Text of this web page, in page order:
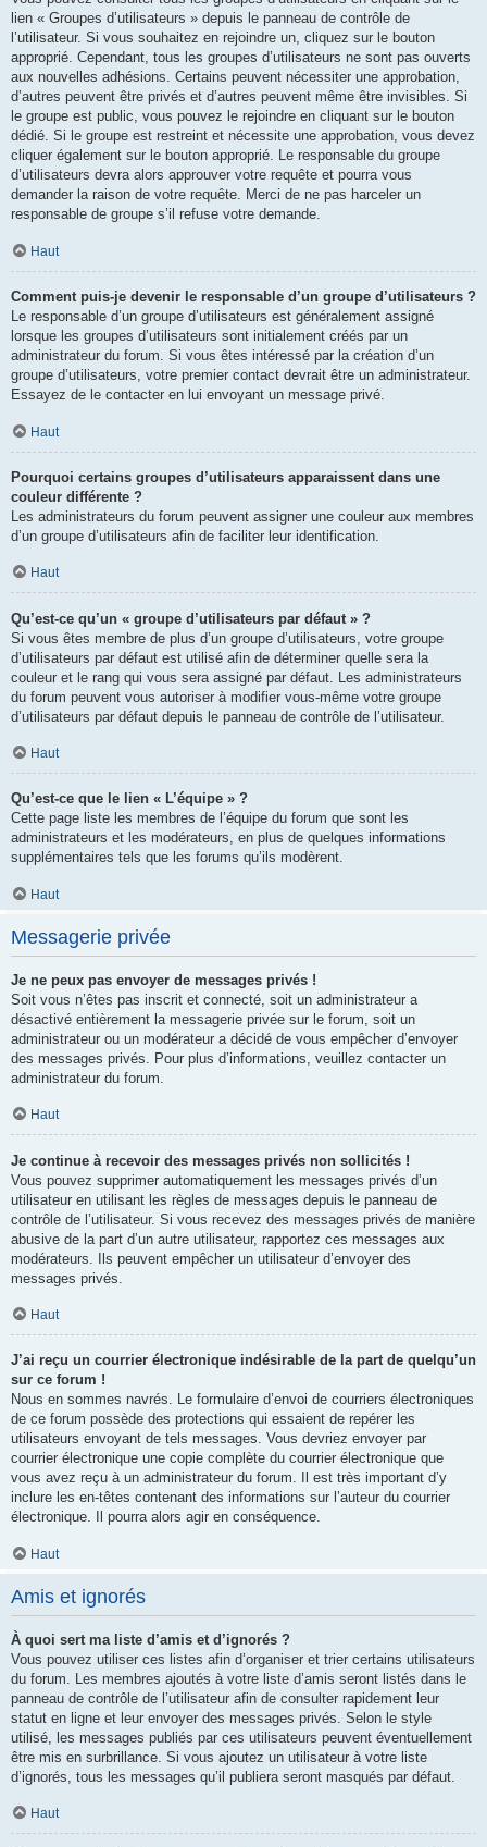
lien « Groupes d’utilisateurs » depuis le panneau de contrôle de
l’utilisateur. Si vous souhaitez en rejoindre un, cliquez sur le bouton
approprié. Cependant, tous les groupes d’utilisateurs ne sont pas ouverts
aux nouvelles adhésions. Certains peuvent nécessiter une approbation,
d’autres peuvent être privés et d’autres peuvent même être invisibles. Si
le groupe est public, vous pouvez le rejoindre en cliquant sur le bouton
dédié. Si le groupe est restreint et nécessite une approbation, vous devez
cliquer également sur le bouton approprié. Le responsable du groupe
d’utilisateurs devra alors approuver votre requête et pourra vous
demander la raison de votre requête. Merci de ne pas harceler un
responsable de groupe s’il refuse votre demande.
Haut
Comment puis-je devenir le responsable d’un groupe d’utilisateurs ?
Le responsable d’un groupe d’utilisateurs est généralement assigné
lorsque les groupes d’utilisateurs sont initialement créés par un
administrateur du forum. Si vous êtes intéressé par la création d’un
groupe d’utilisateurs, votre premier contact devrait être un administrateur.
Essayez de le contacter en lui envoyant un message privé.
Haut
Pourquoi certains groupes d’utilisateurs apparaissent dans une
couleur différente ?
Les administrateurs du forum peuvent assigner une couleur aux membres
d’un groupe d’utilisateurs afin de faciliter leur identification.
Haut
Qu’est-ce qu’un « groupe d’utilisateurs par défaut » ?
Si vous êtes membre de plus d’un groupe d’utilisateurs, votre groupe
d’utilisateurs par défaut est utilisé afin de déterminer quelle sera la
couleur et le rang qui vous sera assigné par défaut. Les administrateurs
du forum peuvent vous autoriser à modifier vous-même votre groupe
d’utilisateurs par défaut depuis le panneau de contrôle de l’utilisateur.
Haut
Qu’est-ce que le lien « L’équipe » ?
Cette page liste les membres de l’équipe du forum que sont les
administrateurs et les modérateurs, en plus de quelques informations
supplémentaires tels que les forums qu’ils modèrent.
Haut
Messagerie privée
Je ne peux pas envoyer de messages privés !
Soit vous n’êtes pas inscrit et connecté, soit un administrateur a
désactivé entièrement la messagerie privée sur le forum, soit un
administrateur ou un modérateur a décidé de vous empêcher d’envoyer
des messages privés. Pour plus d’informations, veuillez contacter un
administrateur du forum.
Haut
Je continue à recevoir des messages privés non sollicités !
Vous pouvez supprimer automatiquement les messages privés d’un
utilisateur en utilisant les règles de messages depuis le panneau de
contrôle de l’utilisateur. Si vous recevez des messages privés de manière
abusive de la part d’un autre utilisateur, rapportez ces messages aux
modérateurs. Ils peuvent empêcher un utilisateur d’envoyer des
messages privés.
Haut
J’ai reçu un courrier électronique indésirable de la part de quelqu’un
sur ce forum !
Nous en sommes navrés. Le formulaire d’envoi de courriers électroniques
de ce forum possède des protections qui essaient de repérer les
utilisateurs envoyant de tels messages. Vous devriez envoyer par
courrier électronique une copie complète du courrier électronique que
vous avez reçu à un administrateur du forum. Il est très important d’y
inclure les en-têtes contenant des informations sur l’auteur du courrier
électronique. Il pourra alors agir en conséquence.
Haut
Amis et ignorés
À quoi sert ma liste d’amis et d’ignorés ?
Vous pouvez utiliser ces listes afin d’organiser et trier certains utilisateurs
du forum. Les membres ajoutés à votre liste d’amis seront listés dans le
panneau de contrôle de l’utilisateur afin de consulter rapidement leur
statut en ligne et leur envoyer des messages privés. Selon le style
utilisé, les messages publiés par ces utilisateurs peuvent éventuellement
être mis en surbrillance. Si vous ajoutez un utilisateur à votre liste
d’ignorés, tous les messages qu’il publiera seront masqués par défaut.
Haut